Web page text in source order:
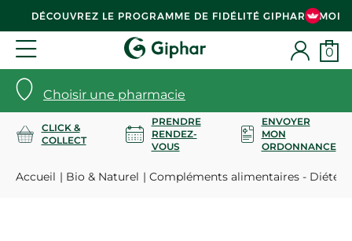
DÉCOUVREZ LE PROGRAMME DE FIDÉLITÉ GIPHAR & MOI
Choisir une pharmacie
0
CLICK &
COLLECT
PRENDRE
RENDEZ-
VOUS
ENVOYER
MON
ORDONNANCE
Accueil Bio & Naturel Compléments alimentaires -